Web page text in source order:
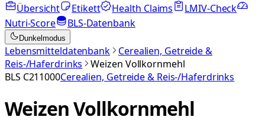
Übersicht
Etikett Health Claims
LMIV-Check
Nutri-Score
BLS-Datenbank
Dunkelmodus
Lebensmitteldatenbank
Cerealien, Getreide &
Reis-/Haferdrinks
Weizen Vollkornmehl
BLS C211000Cerealien, Getreide & Reis-/Haferdrinks
Weizen Vollkornmehl